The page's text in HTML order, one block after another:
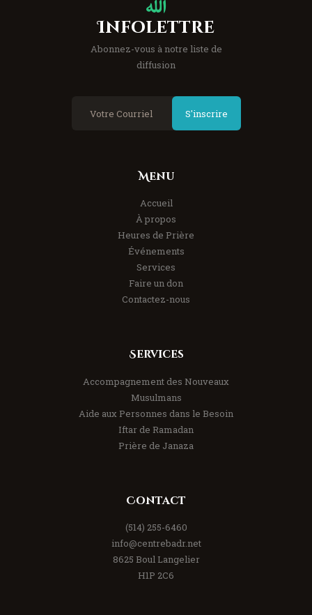
Infolettre
Abonnez-vous à notre liste de
diffusion
S'inscrire
Menu
Accueil
À propos
Heures de Prière
Événements
Services
Faire un don
Contactez-nous
Services
Accompagnement des Nouveaux
Musulmans
Aide aux Personnes dans le Besoin
Iftar de Ramadan
Prière de Janaza
Contact
(514) 255-6460
info@centrebadr.net
8625 Boul Langelier
H1P 2C6